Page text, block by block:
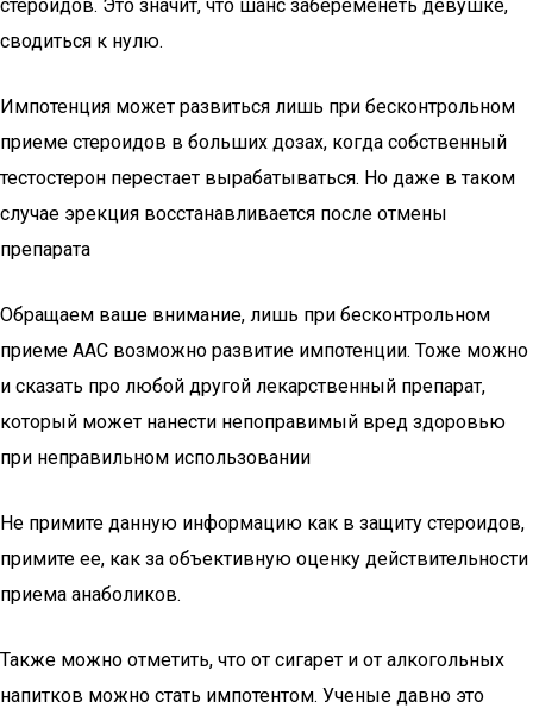
стероидов. Это значит, что шанс забеременеть девушке,
сводиться к нулю.
Импотенция может развиться лишь при бесконтрольном
приеме стероидов в больших дозах, когда собственный
тестостерон перестает вырабатываться. Но даже в таком
случае эрекция восстанавливается после отмены
препарата
Обращаем ваше внимание, лишь при бесконтрольном
приеме ААС возможно развитие импотенции. Тоже можно
и сказать про любой другой лекарственный препарат,
который может нанести непоправимый вред здоровью
при неправильном использовании
Не примите данную информацию как в защиту стероидов,
примите ее, как за объективную оценку действительности
приема анаболиков.
Также можно отметить, что от сигарет и от алкогольных
напитков можно стать импотентом. Ученые давно это